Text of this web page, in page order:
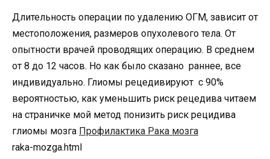
Длительность операции по удалению ОГМ, зависит от
местоположения, размеров опухолевого тела. От
опытности врачей проводящих операцию. В среднем
от 8 до 12 часов. Но как было сказано раннее, все
индивидуально. Глиомы рецедивируют с 90%
вероятностью, как уменьшить риск рецедива читаем
на страничке мой метод понизить риск рецидива
глиомы мозга Профилактика Рака мозга
raka-mozga.html